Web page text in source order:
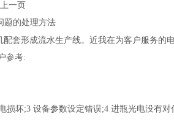
一页
题的处理方法
套形成流水生产线。近我在为客户服务的
参考:
坏;3 设备参数设定错误;4 进瓶光电没有对